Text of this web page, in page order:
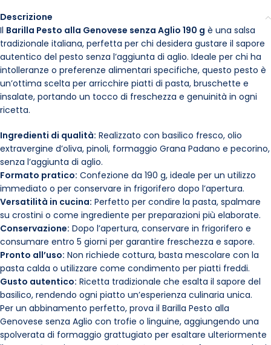
Descrizione
Il Barilla Pesto alla Genovese senza Aglio 190 g è una salsa
tradizionale italiana, perfetta per chi desidera gustare il sapore
autentico del pesto senza l’aggiunta di aglio. Ideale per chi ha
intolleranze o preferenze alimentari specifiche, questo pesto è
un’ottima scelta per arricchire piatti di pasta, bruschette e
insalate, portando un tocco di freschezza e genuinità in ogni
ricetta.
Ingredienti di qualità: Realizzato con basilico fresco, olio
extravergine d’oliva, pinoli, formaggio Grana Padano e pecorino,
senza l’aggiunta di aglio.
Formato pratico: Confezione da 190 g, ideale per un utilizzo
immediato o per conservare in frigorifero dopo l’apertura.
Versatilità in cucina: Perfetto per condire la pasta, spalmare
su crostini o come ingrediente per preparazioni più elaborate.
Conservazione: Dopo l’apertura, conservare in frigorifero e
consumare entro 5 giorni per garantire freschezza e sapore.
Pronto all’uso: Non richiede cottura, basta mescolare con la
pasta calda o utilizzare come condimento per piatti freddi.
Gusto autentico: Ricetta tradizionale che esalta il sapore del
basilico, rendendo ogni piatto un’esperienza culinaria unica.
Per un abbinamento perfetto, prova il Barilla Pesto alla
Genovese senza Aglio con trofie o linguine, aggiungendo una
spolverata di formaggio grattugiato per esaltare ulteriormente